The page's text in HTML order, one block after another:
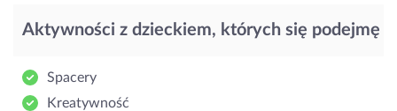
Aktywności z dzieckiem, których się podejmę
Spacery
Kreatywność